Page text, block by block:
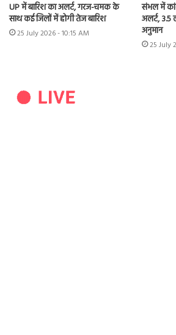
UP में बारिश का अलर्ट, गरज-चमक के
साथ कई जिलों में होगी तेज बारिश
25 July 2026 - 10:15 AM
संभल में
अलर्ट,
अनुमान
25 July